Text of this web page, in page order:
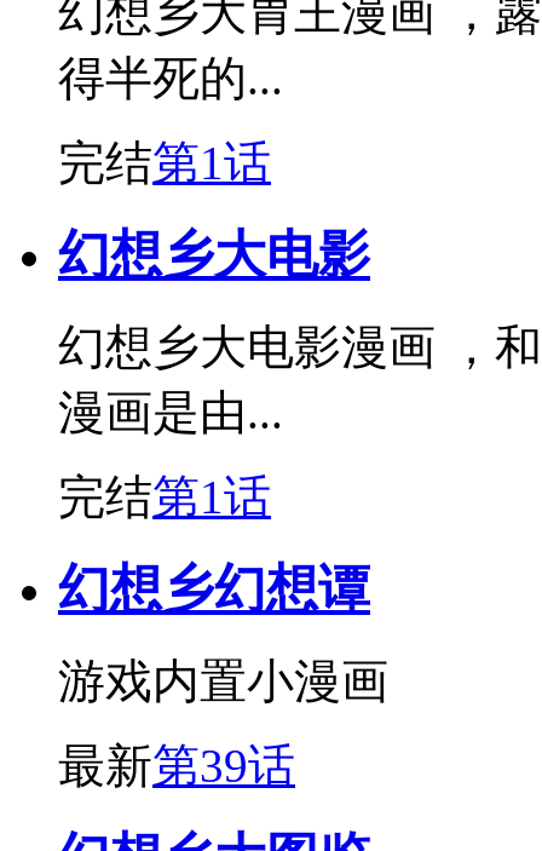
幻想乡大胃王漫画 ，
得半死的...
完结第1话
幻想乡大电影
幻想乡大电影漫画 ，
漫画是由...
完结第1话
幻想乡幻想谭
游戏内置小漫画
最新第39话